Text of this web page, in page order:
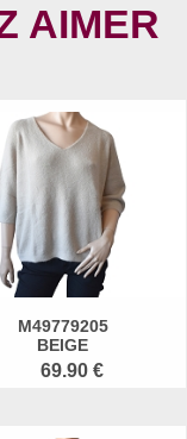
AIMER
M49779205
BEIGE
69.90 €